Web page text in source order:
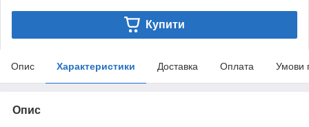
Купити
Опис Характеристики Доставка Оплата Умови
Опис